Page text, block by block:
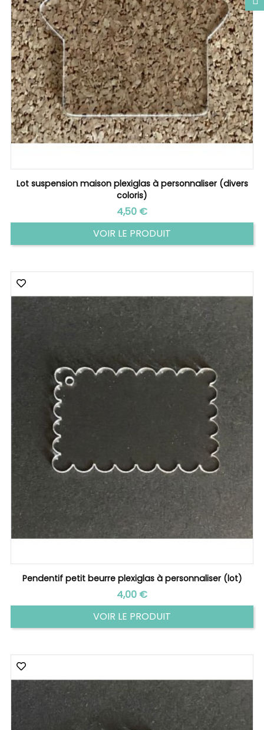
Lot suspension maison plexiglas à personnaliser (divers
coloris)
Prix
4,50 €
VOIR LE PRODUIT
Pendentif petit beurre plexiglas à personnaliser (lot)
Prix
4,00 €
VOIR LE PRODUIT